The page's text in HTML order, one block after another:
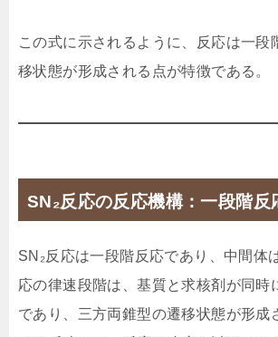
この式に示されるように、反応は一段
移状態が形成される点が特徴である。
SN₂反応の反応機構：一段階反
SN₂反応は一段階反応であり、中間体
応の律速段階は、基質と求核剤が同時
であり、三方両錐型の遷移状態が形成